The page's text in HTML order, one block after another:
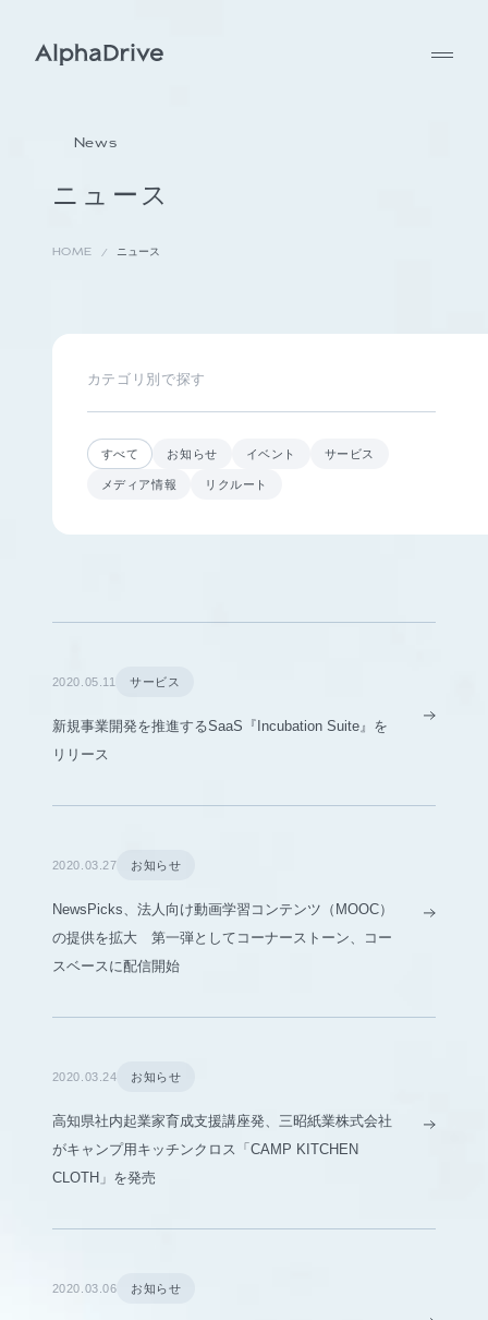
ニュース
News
HOME ニュース
カテゴリ別で探す
すべて お知らせ イベント サービス
メディア情報 リクルート
2020.05.11 サービス
新規事業開発を推進するSaaS『Incubation Suite』を
リリース
2020.03.27 お知らせ
NewsPicks、法人向け動画学習コンテンツ（MOOC）
の提供を拡大 第一弾としてコーナーストーン、コー
スベースに配信開始
2020.03.24 お知らせ
高知県社内起業家育成支援講座発、三昭紙業株式会社
がキャンプ用キッチンクロス「CAMP KITCHEN
CLOTH」を発売
2020.03.06 お知らせ